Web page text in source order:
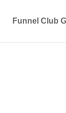
Funnel Club